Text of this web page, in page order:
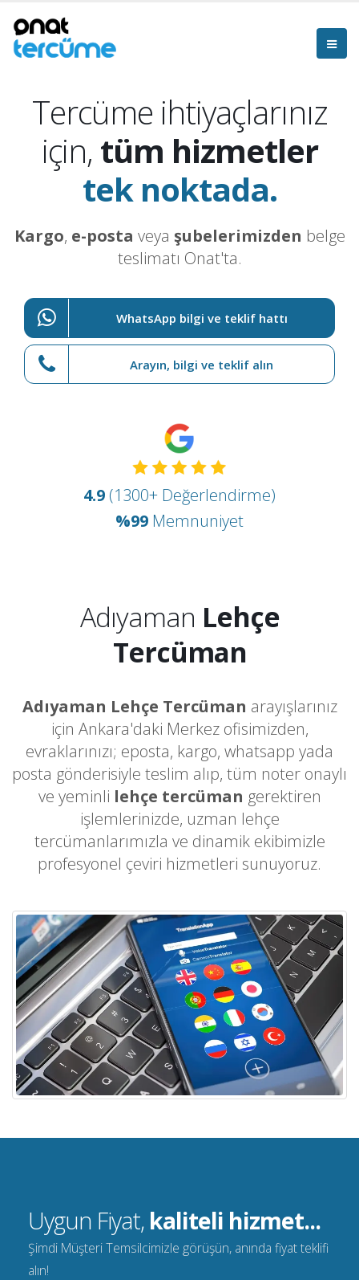
Tercüme ihtiyaçlarınız
için, tüm hizmetler
tek noktada.
Kargo, e-posta veya şubelerimizden belge
teslimatı Onat'ta.
WhatsApp bilgi ve teklif hattı
Arayın, bilgi ve teklif alın
4.9 (1300+ Değerlendirme)
%99 Memnuniyet
Adıyaman Lehçe
Tercüman
Adıyaman Lehçe Tercüman arayışlarınız
için Ankara'daki Merkez ofisimizden,
evraklarınızı; eposta, kargo, whatsapp yada
posta gönderisiyle teslim alıp, tüm noter onaylı
ve yeminli lehçe tercüman gerektiren
işlemlerinizde, uzman lehçe
tercümanlarımızla ve dinamik ekibimizle
profesyonel çeviri hizmetleri sunuyoruz.
Uygun Fiyat, kaliteli hizmet...
Şimdi Müşteri Temsilcimizle görüşün, anında fiyat teklifi
alın!